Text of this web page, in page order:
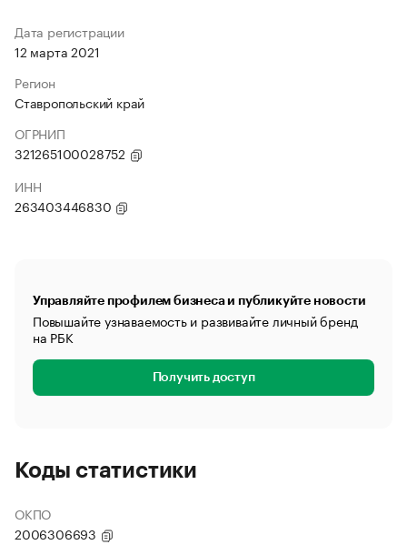
Дата регистрации
12 марта 2021
Регион
Ставропольский край
ОГРНИП
321265100028752
ИНН
263403446830
Управляйте профилем бизнеса и публикуйте новости
Повышайте узнаваемость и развивайте личный бренд
на РБК
Получить доступ
Коды статистики
ОКПО
2006306693